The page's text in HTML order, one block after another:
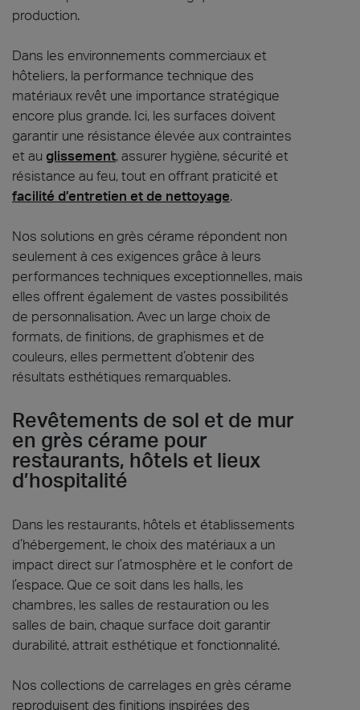
production.
Dans les environnements commerciaux et
hôteliers, la performance technique des
matériaux revêt une importance stratégique
encore plus grande. Ici, les surfaces doivent
garantir une résistance élevée aux contraintes
et au glissement, assurer hygiène, sécurité et
résistance au feu, tout en offrant praticité et
facilité d’entretien et de nettoyage.
Nos solutions en grès cérame répondent non
seulement à ces exigences grâce à leurs
performances techniques exceptionnelles, mais
elles offrent également de vastes possibilités
de personnalisation. Avec un large choix de
formats, de finitions, de graphismes et de
couleurs, elles permettent d’obtenir des
résultats esthétiques remarquables.
Revêtements de sol et de mur
en grès cérame pour
restaurants, hôtels et lieux
d’hospitalité
Dans les restaurants, hôtels et établissements
d’hébergement, le choix des matériaux a un
impact direct sur l’atmosphère et le confort de
l’espace. Que ce soit dans les halls, les
chambres, les salles de restauration ou les
salles de bain, chaque surface doit garantir
durabilité, attrait esthétique et fonctionnalité.
Nos collections de carrelages en grès cérame
reproduisent des finitions inspirées des